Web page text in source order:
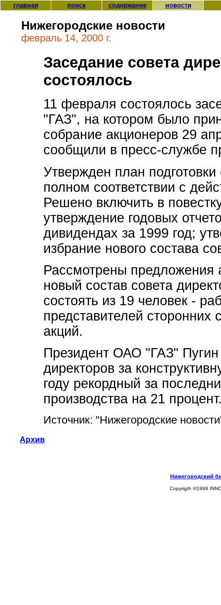
главная поиск содержание новости
Нижегородские новости
февраль 14, 2000 г.
Заседание совета
состоялось
11 февраля состоялось
"ГАЗ", на котором было
собрание акционеров 29
сообщили в пресс-службе
Утвержден план
полном соответствии с
Решено включить в
утверждение годовых
дивидендах за 1999 год;
избрание нового состава
Рассмотрены предложения
новый состав совета
состоять из 19 человек -
представителей сторонних
акций.
Президент ОАО "ГАЗ" Пугин
директоров за
году рекордный за
производства на 21
Источник: "Нижегородские
Архив
Нижегородский
Copyrigth ©1999